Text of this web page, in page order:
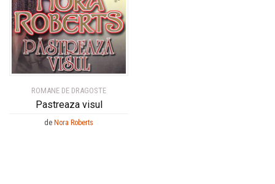
ROMANE DE DRAGOSTE
Pastreaza visul
de Nora Roberts